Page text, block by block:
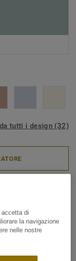
tutti i design (32)
- Uni
e delicati,
murale
accetta di
la navigazione
nelle nostre